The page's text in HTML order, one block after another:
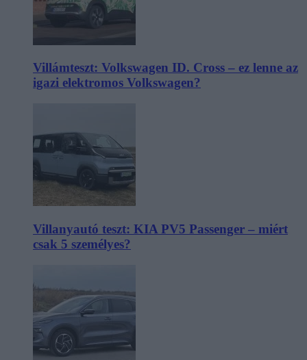
Villámteszt: Volkswagen ID. Cross – ez lenne az
igazi elektromos Volkswagen?
Villanyautó teszt: KIA PV5 Passenger – miért
csak 5 személyes?